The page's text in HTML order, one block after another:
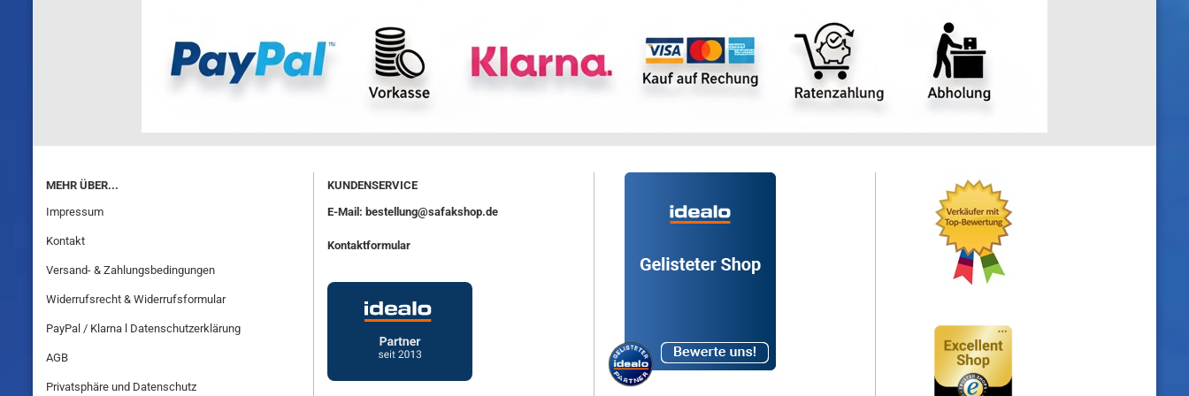
MEHR ÜBER...
Impressum
Kontakt
Versand- & Zahlungsbedingungen
Widerrufsrecht & Widerrufsformular
PayPal / Klarna l Datenschutzerklärung
AGB
Privatsphäre und Datenschutz
KUNDENSERVICE
E-Mail: bestellung@safakshop.de
Kontaktformular